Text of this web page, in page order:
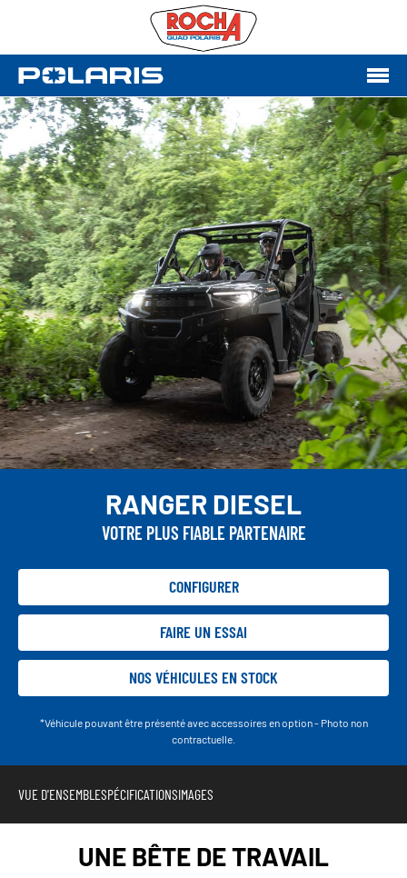
RANGER DIESEL
VOTRE PLUS FIABLE PARTENAIRE
CONFIGURER
FAIRE UN ESSAI
NOS VÉHICULES EN STOCK
*Véhicule pouvant être présenté avec accessoires en option - Photo non
contractuelle.
VUE D'ENSEMBLESPÉCIFICATIONSIMAGES
UNE BÊTE DE TRAVAIL